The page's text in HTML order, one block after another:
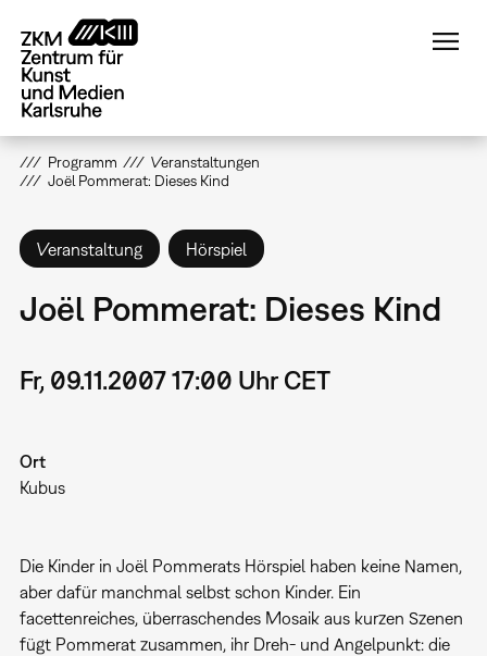
zum
Inhalt
Programm
Veranstaltungen
Joël Pommerat: Dieses Kind
Veranstaltung Hörspiel
Joël Pommerat: Dieses Kind
Fr, 09.11.2007 17:00 Uhr CET
Ort
Kubus
Die Kinder in Joël Pommerats Hörspiel haben keine Namen,
aber dafür manchmal selbst schon Kinder. Ein
facettenreiches, überraschendes Mosaik aus kurzen Szenen
fügt Pommerat zusammen, ihr Dreh- und Angelpunkt: die